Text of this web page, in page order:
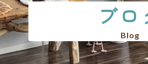
ブロ
Blog